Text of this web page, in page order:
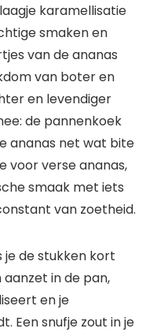
karamellisatie
smaken en
van de ananas
van boter en
en levendiger
de pannenkoek
ananas net wat bite
voor verse ananas,
smaak met iets
van zoetheid.
je de stukken kort
in de pan,
en je
Een snufje zout in je